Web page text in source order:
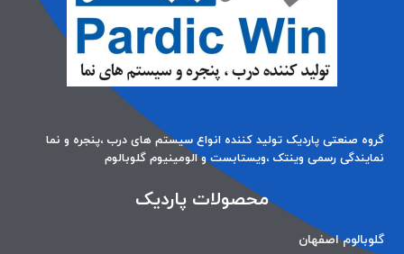
گروه صنعتی پاردیک تولید کننده انواع سیستم های درب ،پنجره و نما
نمایندگی رسمی وینتک ،ویستابست و الومینیوم گلوبالوم
محصولات پاردیک
گلوبالوم اصفهان